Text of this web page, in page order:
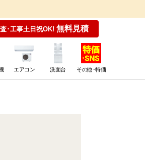
･工事土日祝OK! 無料見積
エアコン 洗面台 その他･特価